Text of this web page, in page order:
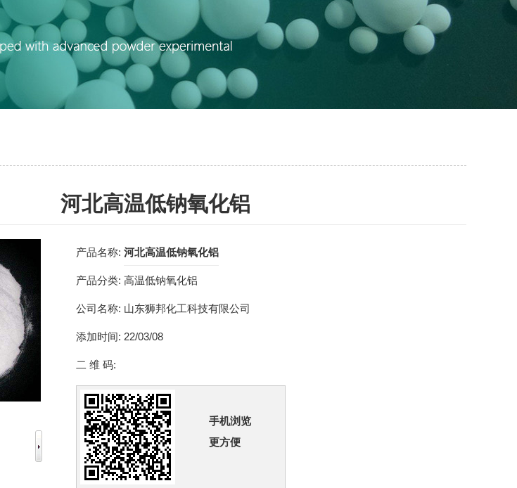
河北高温低钠氧化铝
产品名称: 河北高温低钠氧化铝
产品分类: 高温低钠氧化铝
公司名称: 山东狮邦化工科技有限公司
添加时间: 22/03/08
二 维 码:
手机浏览
更方便